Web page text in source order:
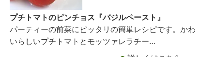
プチトマトのピンチョス『バジルペースト』
パーティーの前菜にピッタリの簡単レシピです。かわ
いらしいプチトマトとモッツァレラチー…